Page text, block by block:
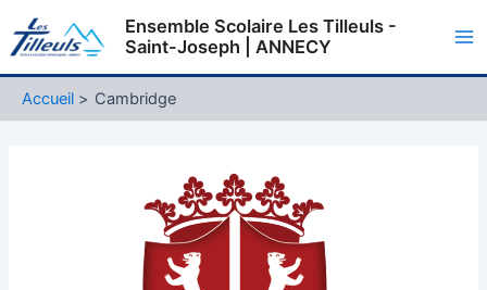
au
Ensemble Scolaire Les Tilleuls -
Saint-Joseph | ANNECY
Accueil Cambridge